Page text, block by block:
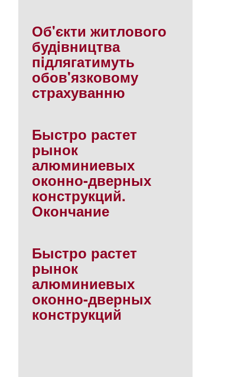
Об'єкти житлового
будiвництва
пiдлягатимуть
обов'язковому
страхуванню
Быстро растет
рынок
алюминиевых
оконно-дверных
конструкций.
Окончание
Быстро растет
рынок
алюминиевых
оконно-дверных
конструкций